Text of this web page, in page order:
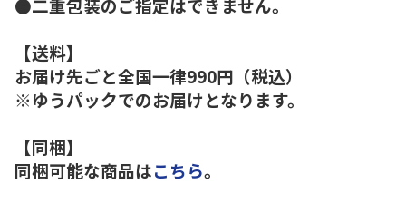
【送料】
お届け先ごと全国一律990円（税込）
※ゆうパックでのお届けとなります。
【同梱】
同梱可能な商品はこちら。